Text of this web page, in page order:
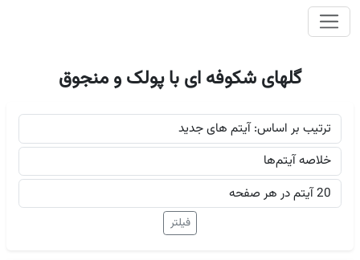
اصلی
گلهای شکوفه ای با پولک و منجوق